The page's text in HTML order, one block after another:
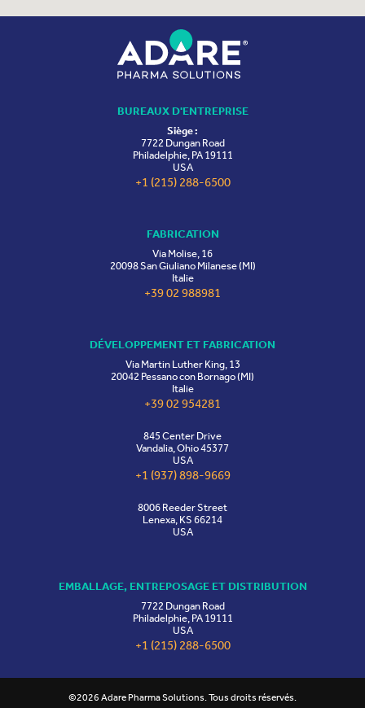
BUREAUX D'ENTREPRISE
Siège :
7722 Dungan Road
Philadelphie, PA 19111
USA
+1 (215) 288-6500
FABRICATION
Via Molise, 16
20098 San Giuliano Milanese (MI)
Italie
+39 02 988981
DÉVELOPPEMENT ET FABRICATION
Via Martin Luther King, 13
20042 Pessano con Bornago (MI)
Italie
+39 02 954281
845 Center Drive
Vandalia, Ohio 45377
USA
+1 (937) 898-9669
8006 Reeder Street
Lenexa, KS 66214
USA
EMBALLAGE, ENTREPOSAGE ET DISTRIBUTION
7722 Dungan Road
Philadelphie, PA 19111
USA
+1 (215) 288-6500
©2026 Adare Pharma Solutions. Tous droits réservés.